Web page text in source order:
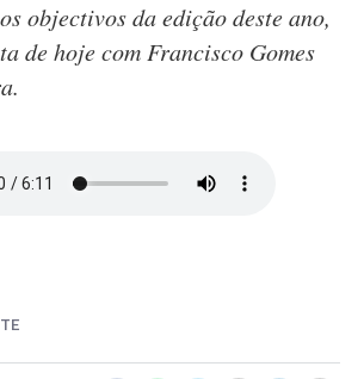
objectivos da edição deste ano,
de hoje com Francisco Gomes